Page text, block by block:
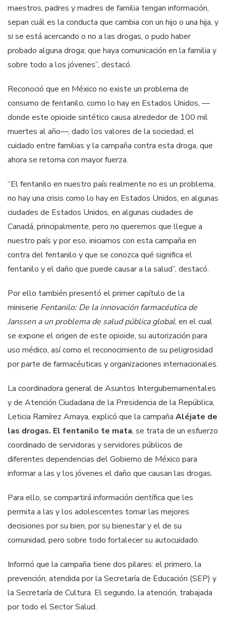
maestros, padres y madres de familia tengan información,
sepan cuál es la conducta que cambia con un hijo o una hija, y
si se está acercando o no a las drogas, o pudo haber
probado alguna droga; que haya comunicación en la familia y
sobre todo a los jóvenes”, destacó.
Reconoció que en México no existe un problema de
consumo de fentanilo, como lo hay en Estados Unidos, —
donde este opioide sintético causa alrededor de 100 mil
muertes al año—, dado los valores de la sociedad, el
cuidado entre familias y la campaña contra esta droga, que
ahora se retoma con mayor fuerza.
“El fentanilo en nuestro país realmente no es un problema,
no hay una crisis como lo hay en Estados Unidos, en algunas
ciudades de Estados Unidos, en algunas ciudades de
Canadá, principalmente, pero no queremos que llegue a
nuestro país y por eso, iniciamos con esta campaña en
contra del fentanilo y que se conozca qué significa el
fentanilo y el daño que puede causar a la salud”, destacó.
Por ello también presentó el primer capítulo de la
miniserie Fentanilo: De la innovación farmacéutica de
Janssen a un problema de salud pública global, en el cual
se expone el origen de este opioide, su autorización para
uso médico, así como el reconocimiento de su peligrosidad
por parte de farmacéuticas y organizaciones internacionales.
La coordinadora general de Asuntos Intergubernamentales
y de Atención Ciudadana de la Presidencia de la República,
Leticia Ramírez Amaya, explicó que la campaña Aléjate de
las drogas. El fentanilo te mata, se trata de un esfuerzo
coordinado de servidoras y servidores públicos de
diferentes dependencias del Gobierno de México para
informar a las y los jóvenes el daño que causan las drogas.
Para ello, se compartirá información científica que les
permita a las y los adolescentes tomar las mejores
decisiones por su bien, por su bienestar y el de su
comunidad, pero sobre todo fortalecer su autocuidado.
Informó que la campaña tiene dos pilares: el primero, la
prevención, atendida por la Secretaría de Educación (SEP) y
la Secretaría de Cultura. El segundo, la atención, trabajada
por todo el Sector Salud.